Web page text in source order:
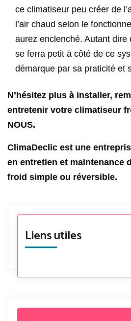
ce climatiseur peu créer de
l’air chaud selon le
aurez enclenché. Autant dire
se ferra petit à côté de ce
démarque par sa praticité et
N’hésitez plus à installer,
entretenir votre climatiseur
NOUS.
ClimaDeclic est une
en entretien et maintenance
froid simple ou réversible.
Liens utiles